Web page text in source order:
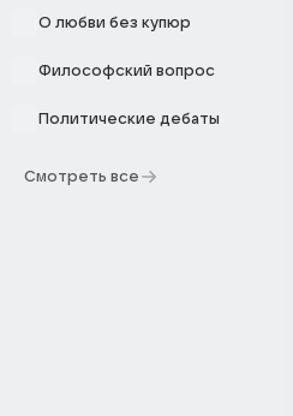
О любви без купюр
Философский вопрос
Политические дебаты
Смотреть все